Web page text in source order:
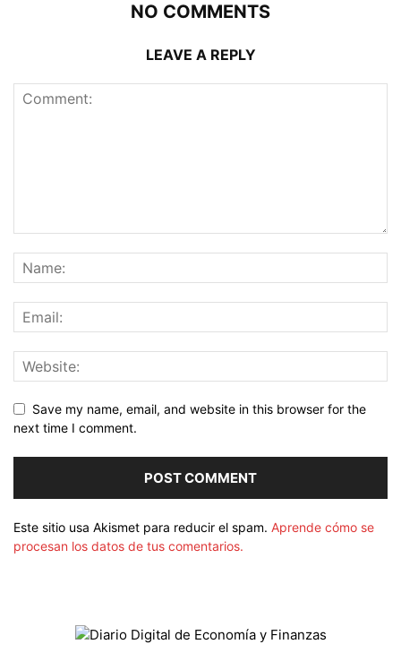
NO COMMENTS
LEAVE A REPLY
Save my name, email, and website in this browser for the
next time I comment.
Este sitio usa Akismet para reducir el spam. Aprende cómo se
procesan los datos de tus comentarios.